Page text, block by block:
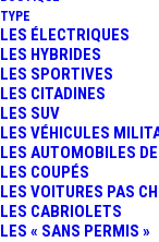
TYPE
LES ÉLECTRIQUES
LES HYBRIDES
LES SPORTIVES
LES CITADINES
LES SUV
LES VÉHICULES
LES AUTOMOBILES
LES COUPÉS
LES VOITURES PAS
LES CABRIOLETS
LES « SANS PERMIS »